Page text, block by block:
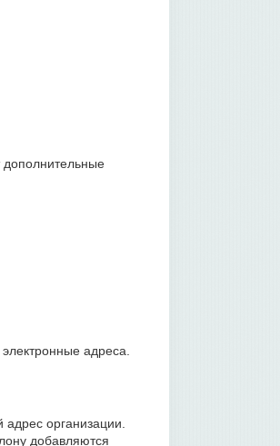
дополнительные
адреса.
организации.
добавляются